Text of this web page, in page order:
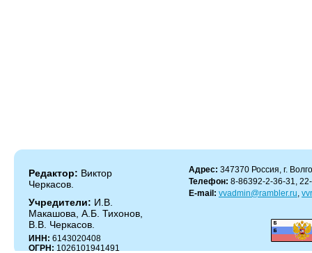
Редактор: Виктор
Черкасов.
Учредители: И.В.
Макашова, А.Б. Тихонов,
В.В. Черкасов.
ИНН: 6143020408
ОГРН: 1026101941491
Адрес: 347370 Россия, г.
Телефон: 8-86392-2-36-31,
E-mail: vvadmin@rambler.ru,